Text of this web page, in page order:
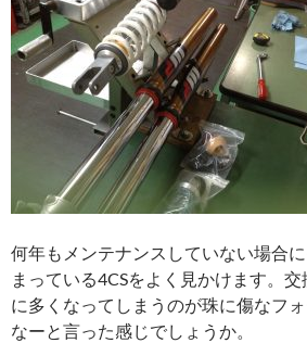
何年もメンテナンスしていない場合
まっている4CSをよく見かけます。
に多くなってしまうのが珠に傷なフ
なーと言った感じでしょうか。